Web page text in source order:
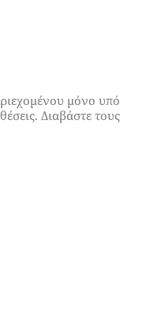
μόνο υπό
Διαβάστε τους